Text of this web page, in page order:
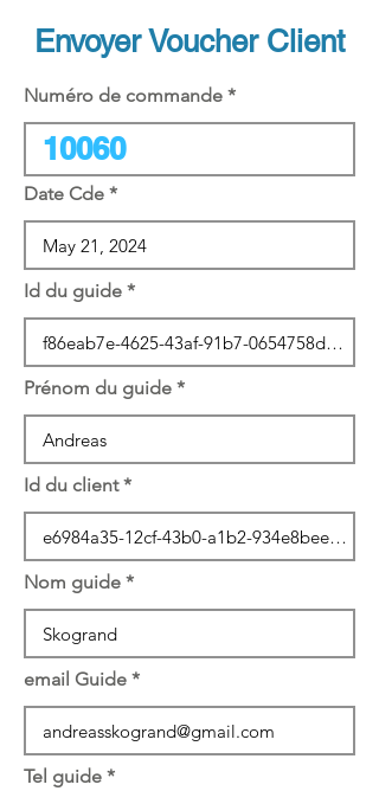
Envoyer Voucher Client
Numéro de commande
Date Cde
Id du guide
Prénom du guide
Id du client
Nom guide
email Guide
Tel guide